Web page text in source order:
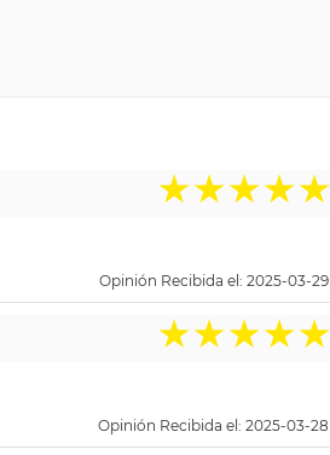
★★★★★
Opinión Recibida el: 2025-03-29
★★★★★
Opinión Recibida el: 2025-03-28